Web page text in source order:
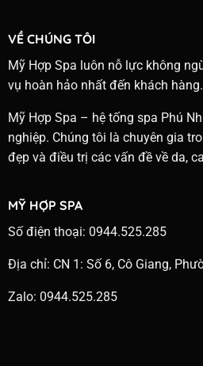
VỀ CHÚNG TÔI
Mỹ Hợp Spa luôn nỗ lực không
vụ hoàn hảo nhất đến khách hàng.
Mỹ Hợp Spa – hệ tống spa Phú
nghiệp. Chúng tôi là chuyên gia
đẹp và điều trị các vấn đề về da,
MỸ HỢP SPA
Số điện thoại: 0944.525.285
Địa chỉ: CN 1: Số 6, Cô Giang,
Zalo: 0944.525.285